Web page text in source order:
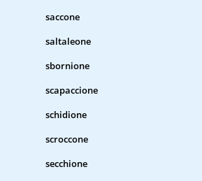
saccone
saltaleone
sbornione
scapaccione
schidione
scroccone
secchione